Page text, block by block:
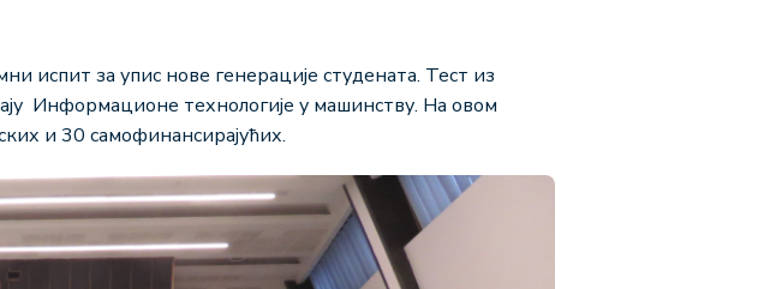
испит за упис нове генерације студената. Тест из
Информационе технологије у машинству. На овом
и 30 самофинансирајућих.